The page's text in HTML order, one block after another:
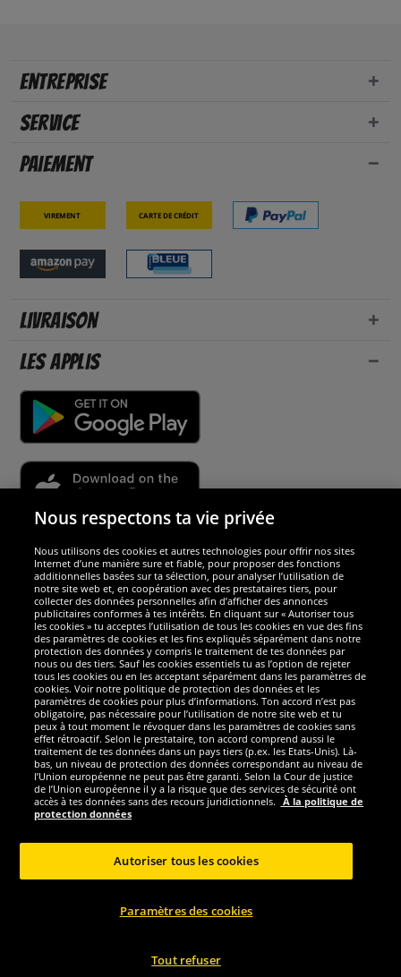
Entreprise
Service
Paiement
Virement Carte de crédit
Livraison
Les applis
Sécurité
Nous sommes excellents
Réseaux sociaux
Tous droits réservés
valable pour les clients avec une adhésion de DealClub active.
Nous respectons ta vie privée
Nous utilisons des cookies et autres technologies pour offrir nos sites
Internet d’une manière sure et fiable, pour proposer des fonctions
additionnelles basées sur ta sélection, pour analyser l’utilisation de
notre site web et, en coopération avec des prestataires tiers, pour
collecter des données personnelles afin d’afficher des annonces
publicitaires conformes à tes intérêts. En cliquant sur « Autoriser tous
les cookies » tu acceptes l’utilisation de tous les cookies en vue des fins
des paramètres de cookies et les fins expliqués séparément dans notre
protection des données y compris le traitement de tes données par
nous ou des tiers. Sauf les cookies essentiels tu as l’option de rejeter
tous les cookies ou en les acceptant séparément dans les paramètres de
cookies. Voir notre politique de protection des données et les
paramètres de cookies pour plus d’informations. Ton accord n’est pas
obligatoire, pas nécessaire pour l’utilisation de notre site web et tu
peux à tout moment le révoquer dans les paramètres de cookies sans
effet rétroactif. Selon le prestataire, ton accord comprend aussi le
traitement de tes données dans un pays tiers (p.ex. les Etats-Unis). Là-
bas, un niveau de protection des données correspondant au niveau de
l’Union européenne ne peut pas être garanti. Selon la Cour de justice
de l’Union européenne il y a la risque que des services de sécurité ont
accès à tes données sans des recours juridictionnels. À la politique de
protection données
Paramètres des cookies
Tout refuser
Autoriser tous les cookies